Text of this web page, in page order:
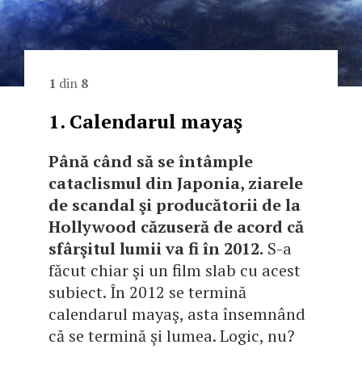
1 din 8
1. Calendarul mayaş
Până când să se întâmple
cataclismul din Japonia, ziarele
de scandal şi producătorii de la
Hollywood căzuseră de acord că
sfârşitul lumii va fi în 2012. S-a
făcut chiar şi un film slab cu acest
subiect. În 2012 se termină
calendarul mayaş, asta însemnând
că se termină şi lumea. Logic, nu?